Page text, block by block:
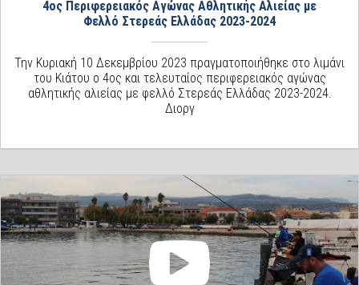
4ος Περιφερειακός Αγώνας Αθλητικής Αλιείας με
Φελλό Στερεάς Ελλάδας 2023-2024
Την Κυριακή 10 Δεκεμβρίου 2023 πραγματοποιήθηκε στο λιμάνι
του Κιάτου ο 4ος και τελευταίος περιφερειακός αγώνας
αθλητικής αλιείας με φελλό Στερεάς Ελλάδας 2023-2024.
Διοργ